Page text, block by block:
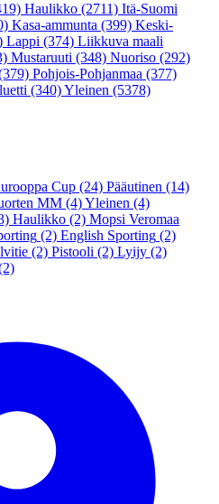
Haulikko (2711) Itä-Suomi
Kasa-ammunta (399) Keski-
Lappi (374) Liikkuva maali
Mustaruuti (348) Nuoriso (292)
Pohjois-Pohjanmaa (377)
(340)Yleinen (5378)
Cup (24) Pääutinen (14)
MM (4)Yleinen (4)
Haulikko (2) Mopsi Veromaa
(2) English Sporting (2)
(2) Pistooli (2) Lyijy (2)